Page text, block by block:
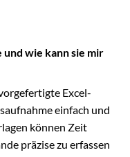
wie kann sie mir
Excel-
einfach und
können Zeit
präzise zu erfassen